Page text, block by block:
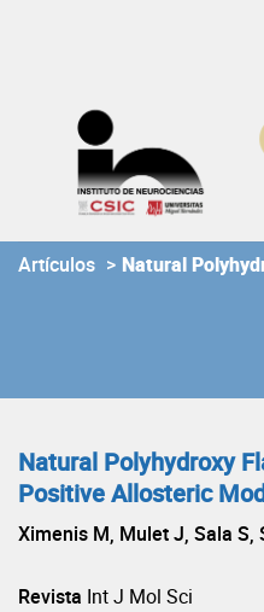
Artículos > Natural
Natural Polyhydroxy
Positive Allosteric
Ximenis M, Mulet J, Sala S,
Revista Int J Mol Sci